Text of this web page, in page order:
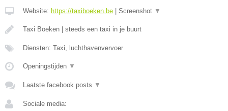
Website: https://taxiboeken.be Screenshot ▼
Taxi Boeken | steeds een taxi in je buurt
Diensten: Taxi, luchthavenvervoer
Openingstijden ▼
Laatste facebook posts ▼
Sociale media: